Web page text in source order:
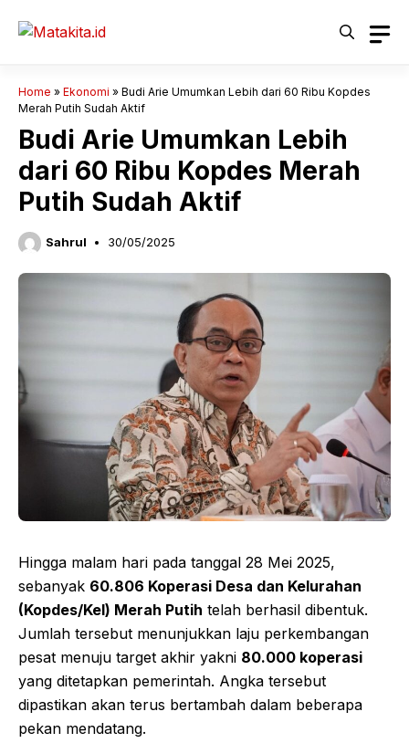
Home » Ekonomi » Budi Arie Umumkan Lebih dari 60 Ribu Kopdes
Merah Putih Sudah Aktif
Budi Arie Umumkan Lebih
dari 60 Ribu Kopdes Merah
Putih Sudah Aktif
Sahrul 30/05/2025
Hingga malam hari pada tanggal 28 Mei 2025,
sebanyak 60.806 Koperasi Desa dan Kelurahan
(Kopdes/Kel) Merah Putih telah berhasil dibentuk.
Jumlah tersebut menunjukkan laju perkembangan
pesat menuju target akhir yakni 80.000 koperasi
yang ditetapkan pemerintah. Angka tersebut
dipastikan akan terus bertambah dalam beberapa
pekan mendatang.